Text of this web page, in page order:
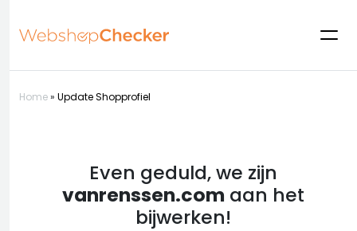
Home» Update Shopprofiel
Even geduld, we zijn
vanrenssen.com aan het
bijwerken!